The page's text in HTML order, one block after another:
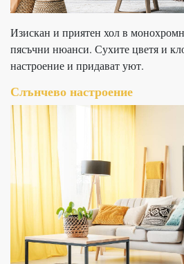
Изискан и приятен хол в
пясъчни нюанси. Сухите цветя и
настроение и придават уют.
Слънчево настроение